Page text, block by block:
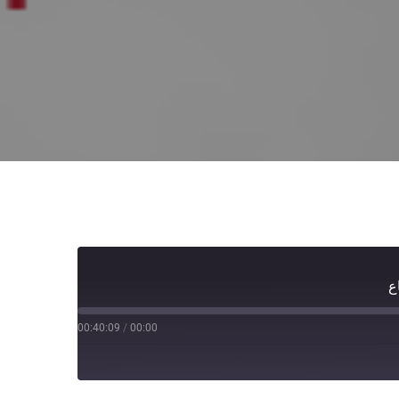
00:00
/
00:40:09